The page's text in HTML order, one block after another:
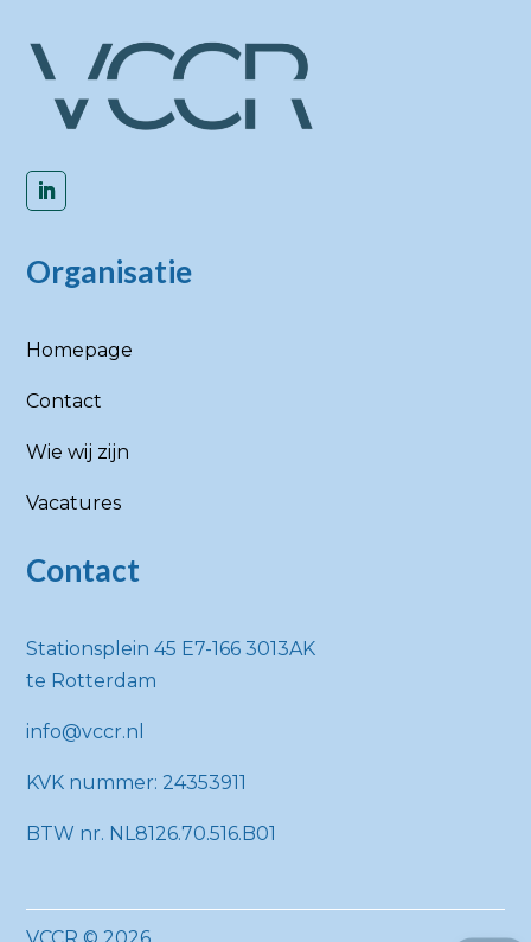
Organisatie
Homepage
Contact
Wie wij zijn
Vacatures
Contact
Stationsplein 45 E7-166 3013AK
te Rotterdam
info@vccr.nl
KVK nummer: 24353911
BTW nr. NL8126.70.516.B01
VCCR © 2026